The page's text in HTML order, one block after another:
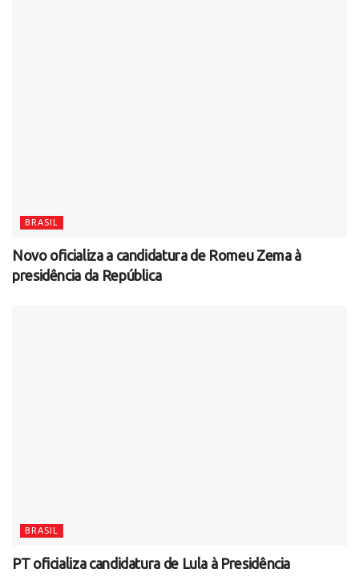
BRASIL
Novo oficializa a candidatura de Romeu Zema à
presidência da República
BRASIL
PT oficializa candidatura de Lula à Presidência